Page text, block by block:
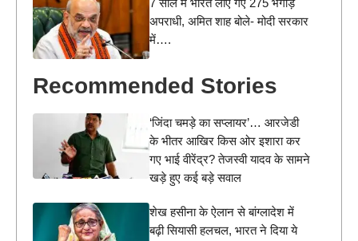
7 साल में भारत लाए गए 275 भगोड़े
अपराधी, अमित शाह बोले- मोदी सरकार
में….
Recommended Stories
‘जिंदा चमड़े का सप्लायर’… आरजेडी
के भीतर आखिर किस ओर इशारा कर
गए भाई वीरेंद्र? तेजस्वी यादव के सामने
खड़े हुए कई बड़े सवाल
शेख हसीना के ऐलान से बांग्लादेश में
बढ़ी सियासी हलचल, भारत ने दिया ये